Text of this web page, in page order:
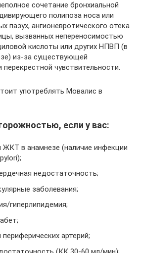
сочетание бронхиальной
полипоза носа или
пазух, ангионевротического отека
вызванных непереносимостью
кислоты или других НПВП (в
из-за существующей
перекрестной чувствительности.
употреблять Мовалис в
если у вас:
ЖКТ в анамнезе (наличие инфекции
недостаточность;
заболевания;
гиперлипидемия;
периферических артерий;